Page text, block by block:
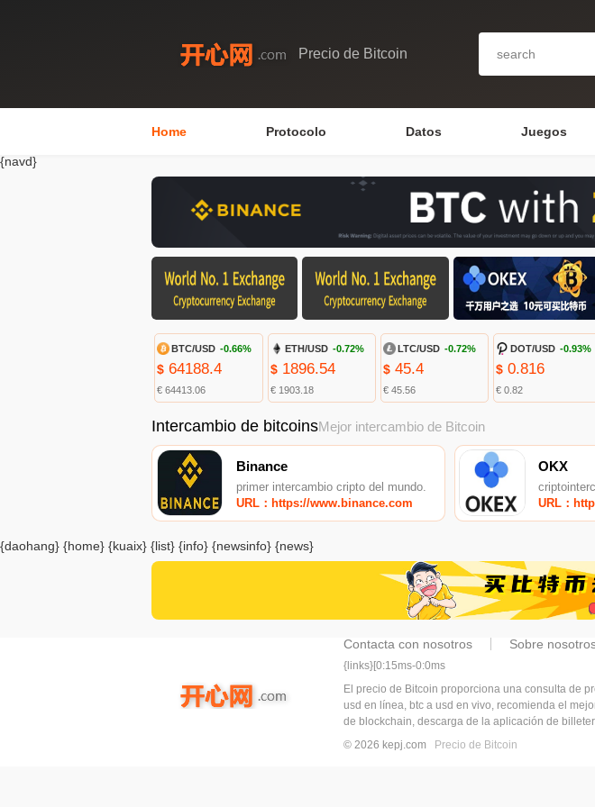
Precio de Bitcoin
Home Protocolo Datos Juegos
{navd}
BTC/USD -0.66%
$ 64188.4
€ 64413.06
ETH/USD -0.72%
$1896.54
€ 1903.18
LTC/USD -0.72%
$45.4
€ 45.56
DOT/USD -0.93%
$0.816
€ 0.82
Intercambio de bitcoinsMejor intercambio de Bitcoin
Binance
primer intercambio cripto del mundo.
URL：https://www.binance.com
OKX
URL：
{daohang} {home} {kuaix} {list} {info} {newsinfo} {news}
Contacta con nosotros Sobre
{links}[0:15ms-0:0ms
El precio de Bitcoin proporciona una consulta de
usd en línea, btc a usd en vivo, recomienda el
de blockchain, descarga de la aplicación de
© 2026 kepj.com
Precio de Bitcoin